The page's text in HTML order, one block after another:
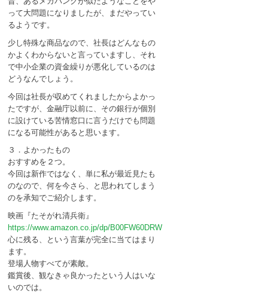
って大問題になりましたが、まだやってい
るようです。
少し特殊な商品なので、社長はどんなもの
かよくわからないと言っていますし、それ
で中小企業の資金繰りが悪化しているのは
どうなんでしょう。
今回は社長が収めてくれましたからよかっ
たですが、金融庁以前に、その銀行が個別
に設けている苦情窓口に言うだけでも問題
になる可能性があると思います。
３．よかったもの
おすすめを２つ。
今回は新作ではなく、単に私が最近見たも
のなので、何を今さら、と思われてしまう
のを承知でご紹介します。
映画『たそがれ清兵衛』
https://www.amazon.co.jp/dp/B00FW60DRW
心に残る、という言葉が完全に当てはまり
ます。
登場人物すべてが素敵。
鑑賞後、観なきゃ良かったという人はいな
いのでは。